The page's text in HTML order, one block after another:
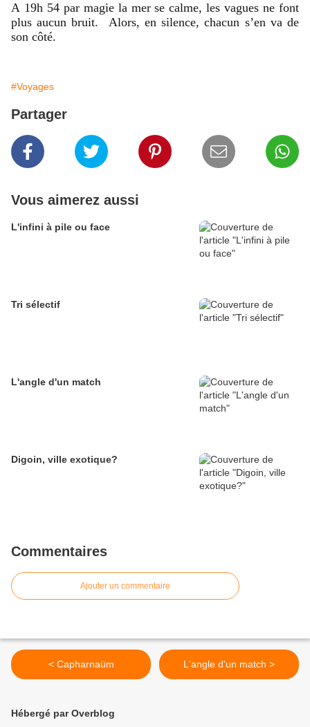
A 19h 54 par magie la mer se calme, les vagues ne font
plus aucun bruit. Alors, en silence, chacun s’en va de
son côté.
#Voyages
Partager
Vous aimerez aussi
L'infini à pile ou face
Tri sélectif
L'angle d'un match
Digoin, ville exotique?
Commentaires
Ajouter un commentaire
< Capharnaüm L'angle d'un match >
Hébergé par Overblog